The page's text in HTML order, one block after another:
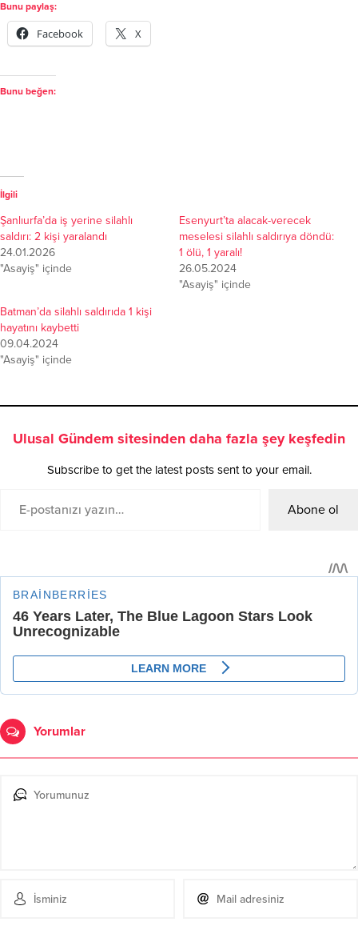
Bunu paylaş:
Facebook X
Bunu beğen:
İlgili
Şanlıurfa’da iş yerine silahlı
saldırı: 2 kişi yaralandı
24.01.2026
"Asayiş" içinde
Esenyurt’ta alacak-verecek
meselesi silahlı saldırıya döndü:
1 ölü, 1 yaralı!
26.05.2024
"Asayiş" içinde
Batman’da silahlı saldırıda 1 kişi
hayatını kaybetti
09.04.2024
"Asayiş" içinde
Ulusal Gündem sitesinden daha fazla şey keşfedin
Subscribe to get the latest posts sent to your email.
Abone ol
Yorumlar